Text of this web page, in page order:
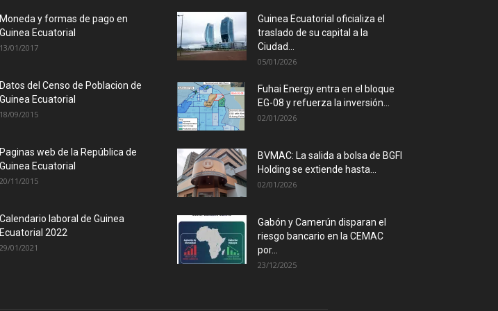
Moneda y formas de pago en
Guinea Ecuatorial
13/01/2017
Datos del Censo de Poblacion de
Guinea Ecuatorial
18/09/2015
Paginas web de la República de
Guinea Ecuatorial
20/11/2015
Calendario laboral de Guinea
Ecuatorial 2022
29/01/2021
Guinea Ecuatorial oficializa el
traslado de su capital a la
Ciudad...
05/01/2026
Fuhai Energy entra en el bloque
EG-08 y refuerza la inversión...
02/01/2026
BVMAC: La salida a bolsa de BGFI
Holding se extiende hasta...
02/01/2026
Gabón y Camerún disparan el
riesgo bancario en la CEMAC
por...
23/12/2025